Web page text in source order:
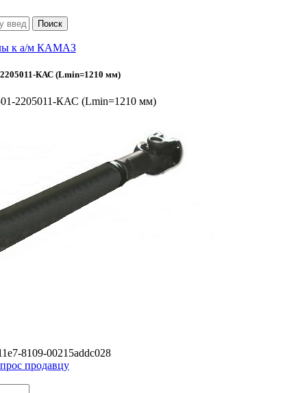
к а/м КАМАЗ
КАС (Lmin=1210 мм)
2205011-КАС (Lmin=1210 мм)
8109-00215addc028
продавцу